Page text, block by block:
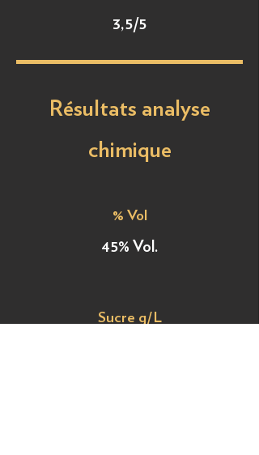
3,5/5
Résultats analyse
chimique
% Vol
45% Vol.
Sucre g/L